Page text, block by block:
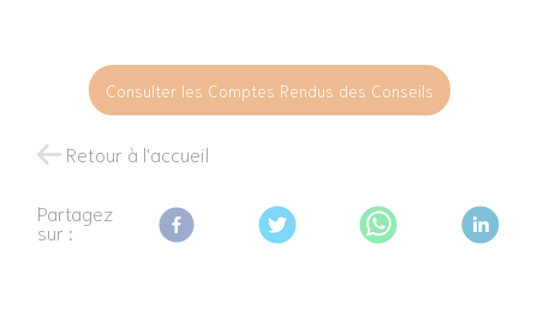
Consulter les Comptes Rendus des Conseils
Retour à l'accueil
Partagez
sur :